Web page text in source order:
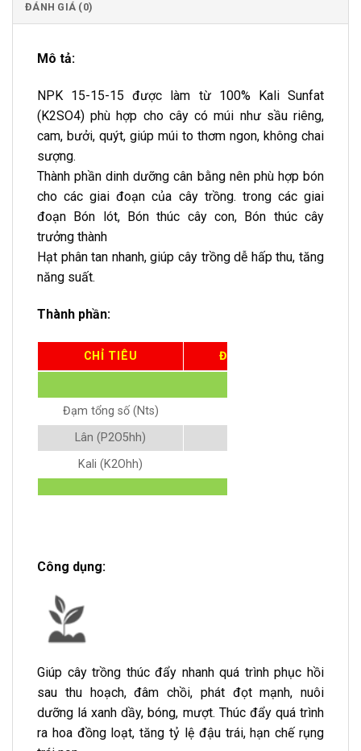
ĐÁNH GIÁ (0)
Mô tả:
NPK 15-15-15 được làm từ 100% Kali Sunfat
(K2SO4) phù hợp cho cây có múi như sầu riêng,
cam, bưởi, quýt, giúp múi to thơm ngon, không chai
sượng.
Thành phần dinh dưỡng cân bằng nên phù hợp bón
cho các giai đoạn của cây trồng. trong các giai
đoạn Bón lót, Bón thúc cây con, Bón thúc cây
trưởng thành
Hạt phân tan nhanh, giúp cây trồng dễ hấp thu, tăng
năng suất.
Thành phần:
CHỈ TIÊU ĐƠN VỊ TÍNH
Đạm tổng số (Nts)
Lân (P2O5hh)
Kali (K2Ohh)
Công dụng:
Giúp cây trồng thúc đẩy nhanh quá trình phục hồi
sau thu hoạch, đâm chồi, phát đọt mạnh, nuôi
dưỡng lá xanh dầy, bóng, mượt. Thúc đẩy quá trình
ra hoa đồng loạt, tăng tỷ lệ đậu trái, hạn chế rụng